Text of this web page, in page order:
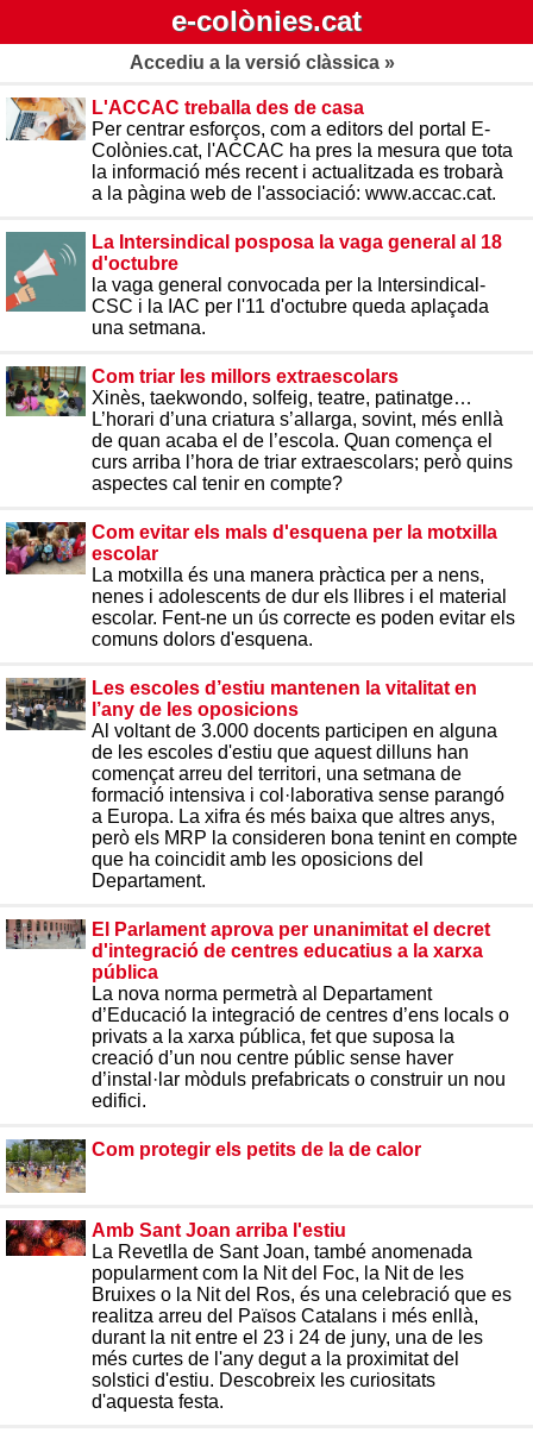
e-colònies.cat
Accediu a la versió clàssica »
L'ACCAC treballa des de casa
Per centrar esforços, com a editors del portal E-
Colònies.cat, l'ACCAC ha pres la mesura que tota
la informació més recent i actualitzada es trobarà
a la pàgina web de l'associació: www.accac.cat.
La Intersindical posposa la vaga general al 18
d'octubre
la vaga general convocada per la Intersindical-
CSC i la IAC per l'11 d'octubre queda aplaçada
una setmana.
Com triar les millors extraescolars
Xinès, taekwondo, solfeig, teatre, patinatge…
L’horari d’una criatura s’allarga, sovint, més enllà
de quan acaba el de l’escola. Quan comença el
curs arriba l’hora de triar extraescolars; però quins
aspectes cal tenir en compte?
Com evitar els mals d'esquena per la motxilla
escolar
La motxilla és una manera pràctica per a nens,
nenes i adolescents de dur els llibres i el material
escolar. Fent-ne un ús correcte es poden evitar els
comuns dolors d'esquena.
Les escoles d’estiu mantenen la vitalitat en
l’any de les oposicions
Al voltant de 3.000 docents participen en alguna
de les escoles d'estiu que aquest dilluns han
començat arreu del territori, una setmana de
formació intensiva i col·laborativa sense parangó
a Europa. La xifra és més baixa que altres anys,
però els MRP la consideren bona tenint en compte
que ha coincidit amb les oposicions del
Departament.
El Parlament aprova per unanimitat el decret
d'integració de centres educatius a la xarxa
pública
La nova norma permetrà al Departament
d’Educació la integració de centres d’ens locals o
privats a la xarxa pública, fet que suposa la
creació d’un nou centre públic sense haver
d’instal·lar mòduls prefabricats o construir un nou
edifici.
Com protegir els petits de la de calor
Amb Sant Joan arriba l'estiu
La Revetlla de Sant Joan, també anomenada
popularment com la Nit del Foc, la Nit de les
Bruixes o la Nit del Ros, és una celebració que es
realitza arreu del Països Catalans i més enllà,
durant la nit entre el 23 i 24 de juny, una de les
més curtes de l'any degut a la proximitat del
solstici d'estiu. Descobreix les curiositats
d'aquesta festa.